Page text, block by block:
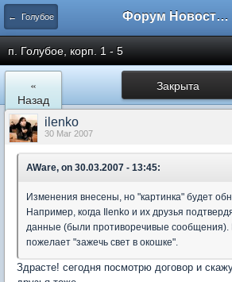
← Голубое Форум Новостройки
п. Голубое, корп. 1 - 5
Закрыта
«
Назад
ilenko
30 Mar 2007
AWare, on 30.03.2007 - 13:45:
Изменения внесены, но "картинка" будет
Например, когда Ilenko и их друзья
данные (были противоречивые
пожелает "зажечь свет в окошке".
Здрасте! сегодня посмотрю договор и